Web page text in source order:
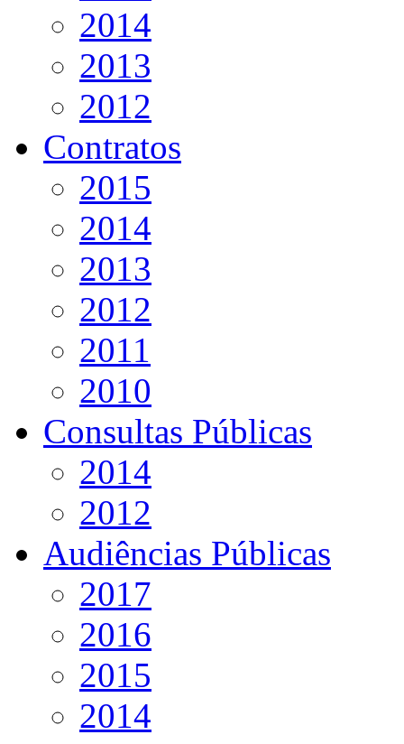
2014
2013
2012
Contratos
2015
2014
2013
2012
2011
2010
Consultas Públicas
2014
2012
Audiências Públicas
2017
2016
2015
2014